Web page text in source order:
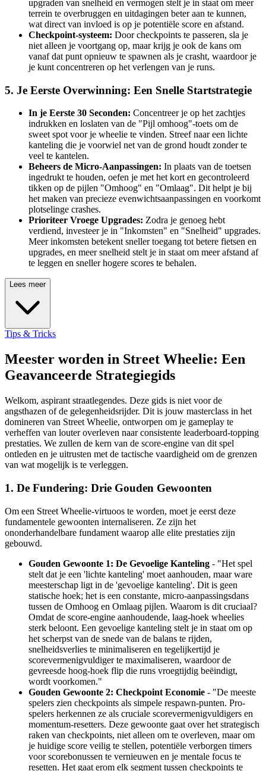
upgraden van snelheid en vermogen stelt je in staat om meer
terrein te overbruggen en uitdagingen beter aan te kunnen,
wat direct van invloed is op je potentiële score en afstand.
Checkpoint-systeem: Door checkpoints te passeren, sla je
niet alleen je voortgang op, maar krijg je ook de kans om
vanaf dat punt opnieuw te spawnen als je crasht, waardoor je
je kunt concentreren op het verlengen van je runs.
5. Je Eerste Overwinning: Een Snelle Startstrategie
In je Eerste 30 Seconden: Concentreer je op het zachtjes
indrukken en loslaten van de "Pijl omhoog"-toets om de
sweet spot voor je wheelie te vinden. Streef naar een lichte
kanteling die je voorwiel net van de grond houdt zonder te
veel te kantelen.
Beheers de Micro-Aanpassingen: In plaats van de toetsen
ingedrukt te houden, oefen je met het kort en gecontroleerd
tikken op de pijlen "Omhoog" en "Omlaag". Dit helpt je bij
het maken van precieze evenwichtsaanpassingen en voorkomt
plotselinge crashes.
Prioriteer Vroege Upgrades: Zodra je genoeg hebt
verdiend, investeer je in "Inkomsten" en "Snelheid" upgrades.
Meer inkomsten betekent sneller toegang tot betere fietsen en
upgrades, en meer snelheid stelt je in staat om meer afstand af
te leggen en sneller hogere scores te behalen.
Lees meer
Tips & Tricks
Meester worden in Street Wheelie: Een
Geavanceerde Strategiegids
Welkom, aspirant straatlegendes. Deze gids is niet voor de
angsthazen of de gelegenheidsrijder. Dit is jouw masterclass in het
domineren van Street Wheelie, ontworpen om je gameplay te
verheffen van louter overleven naar consistente leaderboard-topping
prestaties. We zullen de kern van de score-engine van dit spel
ontleden en je uitrusten met de tactische vaardigheid om de grenzen
van wat mogelijk is te verleggen.
1. De Fundering: Drie Gouden Gewoonten
Om een Street Wheelie-virtuoos te worden, moet je eerst deze
fundamentele gewoonten internaliseren. Ze zijn het
ononderhandelbare fundament waarop alle elite prestaties zijn
gebouwd.
Gouden Gewoonte 1: De Gevoelige Kanteling - "Het spel
stelt dat je een 'lichte kanteling' moet aanhouden, maar ware
meesterschap ligt in de 'gevoelige kanteling'. Dit is geen
statische hoek; het is een constante, micro-aanpassingsdans
tussen de Omhoog en Omlaag pijlen. Waarom is dit cruciaal?
Omdat de score-engine aanhoudende, laag-hoek wheelies
sterk beloont. Een gevoelige kanteling stelt je in staat om op
het scherpst van de snede van de balans te rijden,
snelheidsverlies te minimaliseren en tegelijkertijd je
scorevermenigvuldiger te maximaliseren, waardoor de
gevreesde hoog-hoek flip die runs vroegtijdig beëindigt,
wordt voorkomen."
Gouden Gewoonte 2: Checkpoint Economie - "De meeste
spelers zien checkpoints als simpele respawn-punten. Pro-
spelers herkennen ze als cruciale scorevermenigvuldigers en
momentum-resetters. Deze gewoonte gaat over het strategisch
raken van checkpoints, niet alleen om te overleven, maar om
je huidige score veilig te stellen, potentiële verborgen timers
voor scorebonussen te vernieuwen en je mentale focus te
resetten. Het gaat erom elk segment tussen checkpoints te